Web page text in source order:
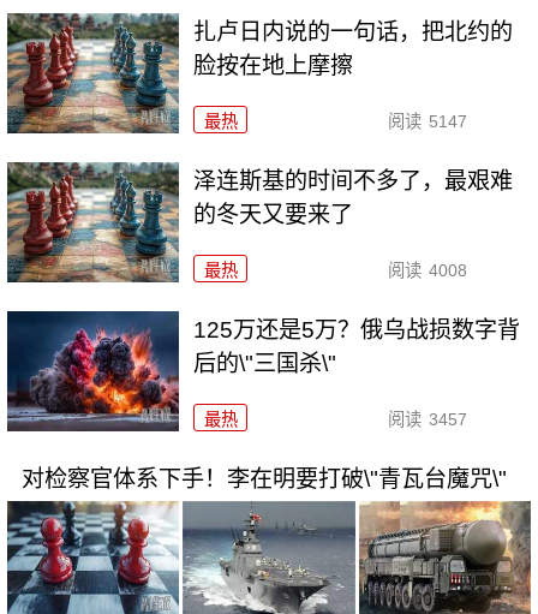
扎卢日内说的一句话，把北约的
脸按在地上摩擦
最热 阅读 5147
泽连斯基的时间不多了，最艰难
的冬天又要来了
最热 阅读 4008
125万还是5万？俄乌战损数字背
后的\"三国杀\"
最热 阅读 3457
对检察官体系下手！李在明要打破\"青瓦台魔咒\"